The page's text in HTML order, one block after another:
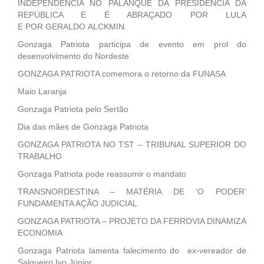
INDEPENDÊNCIA NO PALANQUE DA PRESIDÊNCIA DA
REPÚBLICA E É ABRAÇADO POR LULA
E POR GERALDO ALCKMIN.
Gonzaga Patriota participa de evento em prol do
desenvolvimento do Nordeste
GONZAGA PATRIOTA comemora o retorno da FUNASA
Maio Laranja
Gonzaga Patriota pelo Sertão
Dia das mães de Gonzaga Patriota
GONZAGA PATRIOTA NO TST – TRIBUNAL SUPERIOR DO
TRABALHO
Gonzaga Patriota pode reassumir o mandato
TRANSNORDESTINA – MATÉRIA DE ‘O PODER’
FUNDAMENTA AÇÃO JUDICIAL
GONZAGA PATRIOTA – PROJETO DA FERROVIA DINAMIZA
ECONOMIA
Gonzaga Patriota lamenta falecimento do ex-vereador de